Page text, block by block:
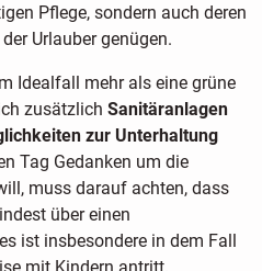
Pflege, sondern auch deren
Urlauber genügen.
Idealfall mehr als eine grüne
zusätzlich Sanitäranlagen
zur Unterhaltung
Tag Gedanken um die
muss darauf achten, dass
über einen
ist insbesondere in dem Fall